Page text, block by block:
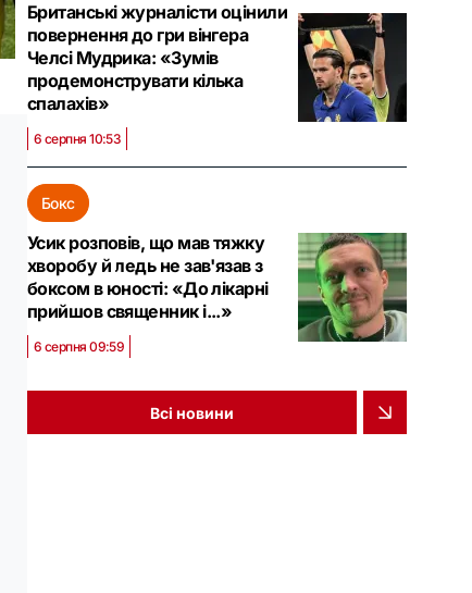
Британські журналісти оцінили
повернення до гри вінгера
Челсі Мудрика: «Зумів
продемонструвати кілька
спалахів»
6 серпня 10:53
Бокс
Усик розповів, що мав тяжку
хворобу й ледь не зав'язав з
боксом в юності: «До лікарні
прийшов священник і...»
6 серпня 09:59
Всі новини